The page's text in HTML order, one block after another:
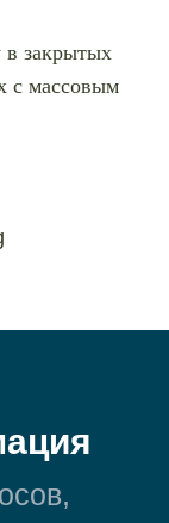
в закрытых
с массовым